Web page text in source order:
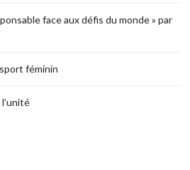
face aux défis du monde » par
féminin